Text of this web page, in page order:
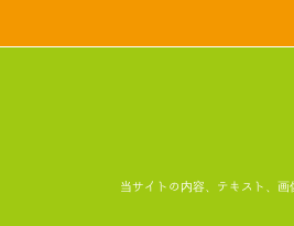
当サイトの内容、テキスト、